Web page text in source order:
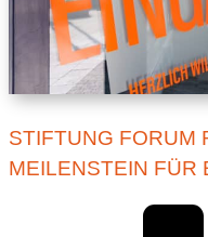
STIFTUNG FORUM
MEILENSTEIN FÜR